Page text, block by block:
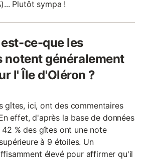
Plutôt sympa !
ce-que les
notent généralement
l' Île d'Oléron ?
gîtes, ici, ont des commentaires
effet, d'après la base de données
% des gîtes ont une note
à 9 étoiles. Un
élevé pour affirmer qu'il